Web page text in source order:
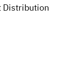
Distribution